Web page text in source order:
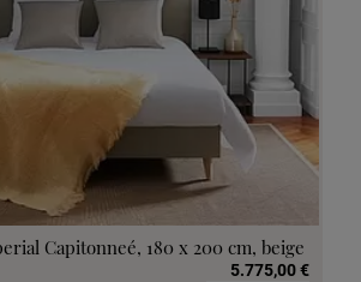
Capitonneé, 180 x 200 cm, beige
5.775,00 €